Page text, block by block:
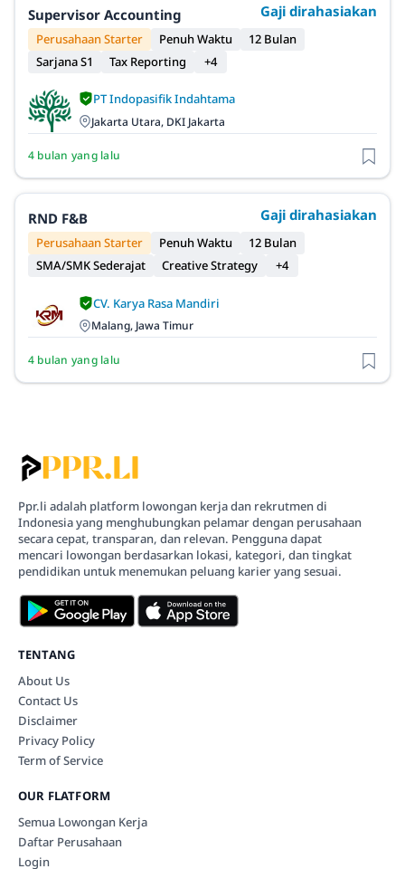
Supervisor Accounting Gaji dirahasiakan
Perusahaan Starter Penuh Waktu
12 Bulan
Sarjana S1
Tax Reporting +4
PT Indopasifik Indahtama
Jakarta Utara, DKI Jakarta
4 bulan yang lalu
RND F&B Gaji dirahasiakan
Perusahaan Starter Penuh Waktu
12 Bulan
SMA/SMK Sederajat
Creative Strategy +4
CV. Karya Rasa Mandiri
Malang, Jawa Timur
4 bulan yang lalu
Ppr.li adalah platform lowongan kerja dan rekrutmen di
Indonesia yang menghubungkan pelamar dengan perusahaan
secara cepat, transparan, dan relevan. Pengguna dapat
mencari lowongan berdasarkan lokasi, kategori, dan tingkat
pendidikan untuk menemukan peluang karier yang sesuai.
TENTANG
About Us
Contact Us
Disclaimer
Privacy Policy
Term of Service
OUR FLATFORM
Semua Lowongan Kerja
Daftar Perusahaan
Login